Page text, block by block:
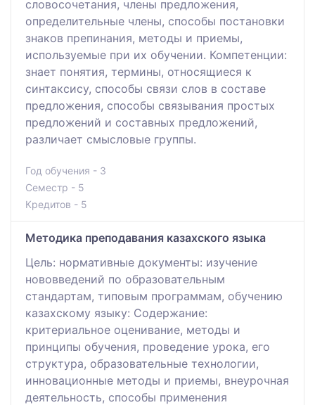
словосочетания, члены предложения,
определительные члены, способы постановки
знаков препинания, методы и приемы,
используемые при их обучении. Компетенции:
знает понятия, термины, относящиеся к
синтаксису, способы связи слов в составе
предложения, способы связывания простых
предложений и составных предложений,
различает смысловые группы.
Год обучения - 3
Семестр - 5
Кредитов - 5
Методика преподавания казахского языка
Цель: нормативные документы: изучение
нововведений по образовательным
стандартам, типовым программам, обучению
казахскому языку: Содержание:
критериальное оценивание, методы и
принципы обучения, проведение урока, его
структура, образовательные технологии,
инновационные методы и приемы, внеурочная
деятельность, способы применения